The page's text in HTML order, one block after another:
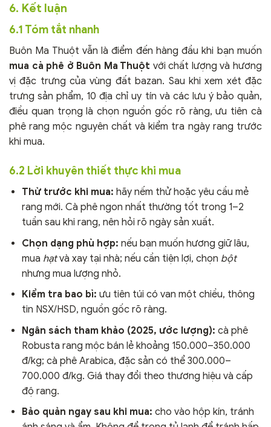
6. Kết luận
6.1 Tóm tắt nhanh
Buôn Ma Thuột vẫn là điểm đến hàng đầu khi bạn muốn
mua cà phê ở Buôn Ma Thuột với chất lượng và hương
vị đặc trưng của vùng đất bazan. Sau khi xem xét đặc
trưng sản phẩm, 10 địa chỉ uy tín và các lưu ý bảo quản,
điều quan trọng là chọn nguồn gốc rõ ràng, ưu tiên cà
phê rang mộc nguyên chất và kiểm tra ngày rang trước
khi mua.
6.2 Lời khuyên thiết thực khi mua
Thử trước khi mua: hãy nếm thử hoặc yêu cầu mẻ
rang mới. Cà phê ngon nhất thường tốt trong 1–2
tuần sau khi rang, nên hỏi rõ ngày sản xuất.
Chọn dạng phù hợp: nếu bạn muốn hương giữ lâu,
mua hạtvà xay tại nhà; nếu cần tiện lợi, chọn bột
nhưng mua lượng nhỏ.
Kiểm tra bao bì: ưu tiên túi có van một chiều, thông
tin NSX/HSD, nguồn gốc rõ ràng.
Ngân sách tham khảo (2025, ước lượng): cà phê
Robusta rang mộc bán lẻ khoảng 150.000–350.000
đ/kg; cà phê Arabica, đặc sản có thể 300.000–
700.000 đ/kg. Giá thay đổi theo thương hiệu và cấp
độ rang.
Bảo quản ngay sau khi mua: cho vào hộp kín, tránh